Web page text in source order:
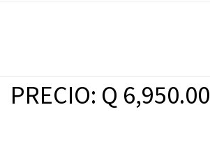
PRECIO: Q 6,950.00